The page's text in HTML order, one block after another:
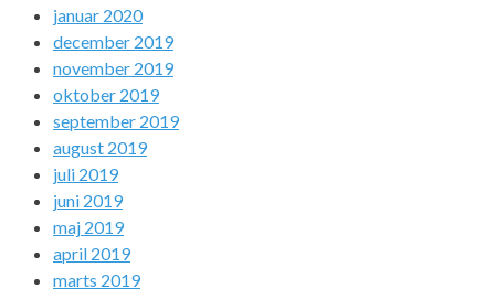
januar 2020
december 2019
november 2019
oktober 2019
september 2019
august 2019
juli 2019
juni 2019
maj 2019
april 2019
marts 2019